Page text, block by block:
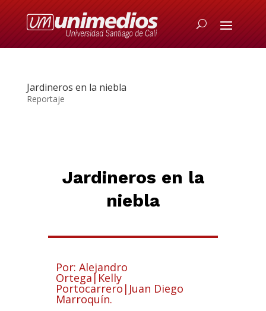
Jardineros en la niebla
Reportaje
Jardineros en la
niebla
Por: Alejandro
Ortega|Kelly
Portocarrero|Juan Diego
Marroquín.